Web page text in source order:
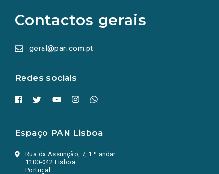
Contactos gerais
geral@pan.com.pt
Redes sociais
redes
sociais
numa
nova
Espaço PAN Lisboa
Rua da Assunção, 7, 1.º andar
1100-042 Lisboa
Portugal